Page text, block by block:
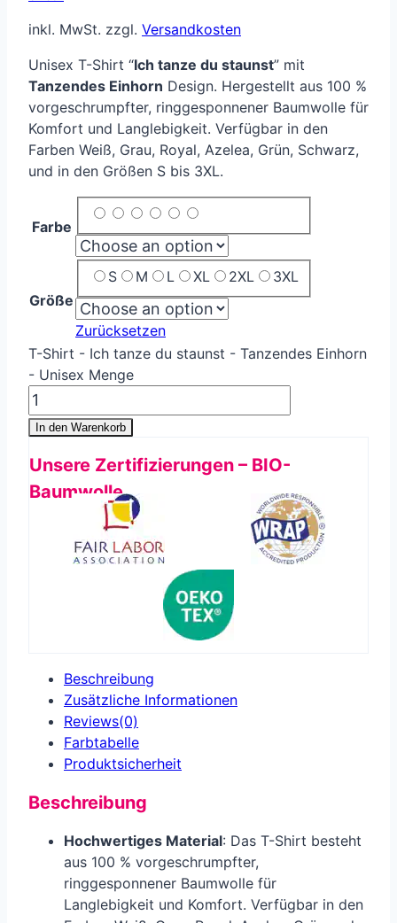
inkl. MwSt. zzgl. Versandkosten
Unisex T-Shirt “Ich tanze du staunst” mit
Tanzendes Einhorn Design. Hergestellt aus 100 %
vorgeschrumpfter, ringgesponnener Baumwolle für
Komfort und Langlebigkeit. Verfügbar in den
Farben Weiß, Grau, Royal, Azelea, Grün, Schwarz,
und in den Größen S bis 3XL.
Farbe
Größe
S M L XL 2XL 3XL
Zurücksetzen
T-Shirt - Ich tanze du staunst - Tanzendes Einhorn
- Unisex Menge
In den Warenkorb
Unsere Zertifizierungen – BIO-
Baumwolle
Beschreibung
Zusätzliche Informationen
Reviews(0)
Farbtabelle
Produkt­sicherheit
Beschreibung
Hochwertiges Material: Das T-Shirt besteht
aus 100 % vorgeschrumpfter,
ringgesponnener Baumwolle für
Langlebigkeit und Komfort. Verfügbar in den